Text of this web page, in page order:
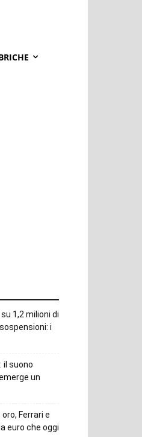
1,2 milioni di
i
il suono
un
Ferrari e
euro che oggi